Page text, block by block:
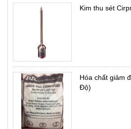
Kim thu sét
Hóa chất giảm
Độ)